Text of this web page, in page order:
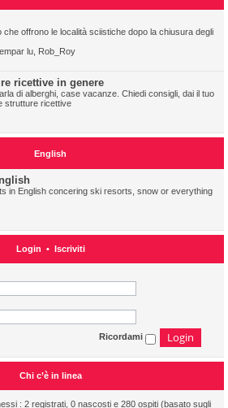
che offrono le località sciistiche dopo la chiusura degli
lu Rob_Roy
ricettive in genere
di alberghi, case vacanze. Chiedi consigli, dai il tuo
strutture ricettive
English
in English concering ski resorts, snow or everything
Login • Iscriviti
Ricordami
Chi c’è in linea
: 2 registrati, 0 nascosti e 280 ospiti (basato sugli